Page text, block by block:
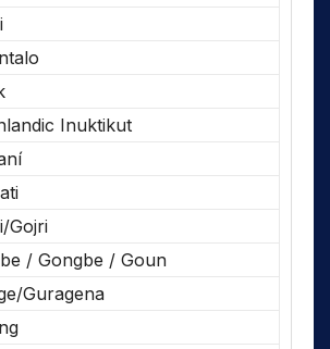
Inuktikut
Gojri
/ Gongbe / Goun
Guragena